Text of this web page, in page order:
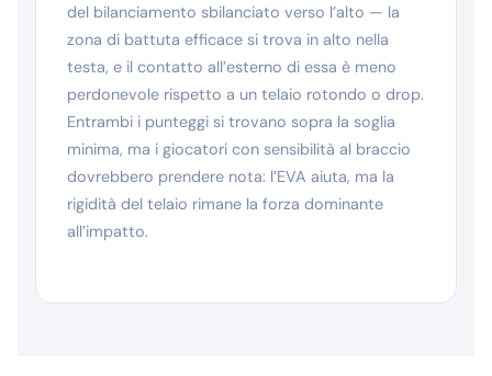
del bilanciamento sbilanciato verso l’alto — la
zona di battuta efficace si trova in alto nella
testa, e il contatto all’esterno di essa è meno
perdonevole rispetto a un telaio rotondo o drop.
Entrambi i punteggi si trovano sopra la soglia
minima, ma i giocatori con sensibilità al braccio
dovrebbero prendere nota: l’EVA aiuta, ma la
rigidità del telaio rimane la forza dominante
all’impatto.